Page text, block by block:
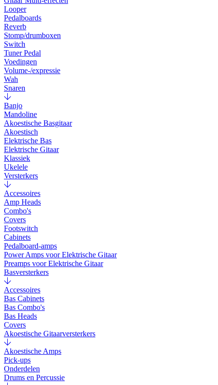
Looper
Pedalboards
Reverb
Stomp/drumboxen
Switch
Tuner Pedal
Voedingen
Volume-/expressie
Wah
Snaren
Banjo
Mandoline
Akoestische Basgitaar
Akoestisch
Elektrische Bas
Elektrische Gitaar
Klassiek
Ukelele
Versterkers
Accessoires
Amp Heads
Combo's
Covers
Footswitch
Cabinets
Pedalboard-amps
Power Amps voor Elektrische Gitaar
Preamps voor Elektrische Gitaar
Basversterkers
Accessoires
Bas Cabinets
Bas Combo's
Bas Heads
Covers
Akoestische Gitaarversterkers
Akoestische Amps
Pick-ups
Onderdelen
Drums en Percussie